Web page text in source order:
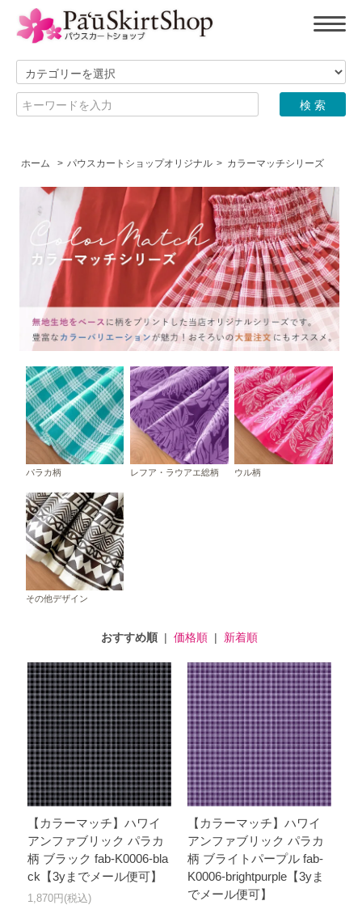
ホーム > パウスカートショップオリジナル > カラーマッチシリーズ
パラカ柄 レフア・ラウアエ総柄 ウル柄
その他デザイン
おすすめ順| 価格順| 新着順
【カラーマッチ】ハワイ
アンファブリック パラカ
柄 ブラック fab-K0006-bla
ck【3yまでメール便可】
1,870円(税込)
【カラーマッチ】ハワイ
アンファブリック パラカ
柄 ブライトパープル fab-
K0006-brightpurple【3yま
でメール便可】